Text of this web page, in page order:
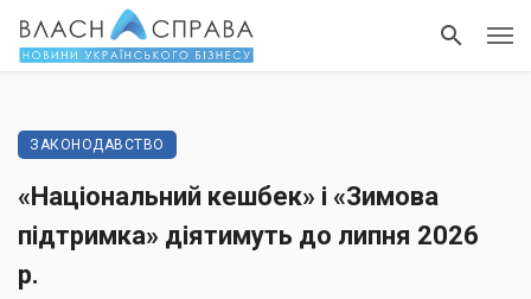
ЗАКОНОДАВСТВО
«Національний кешбек» і «Зимова
підтримка» діятимуть до липня 2026
р.